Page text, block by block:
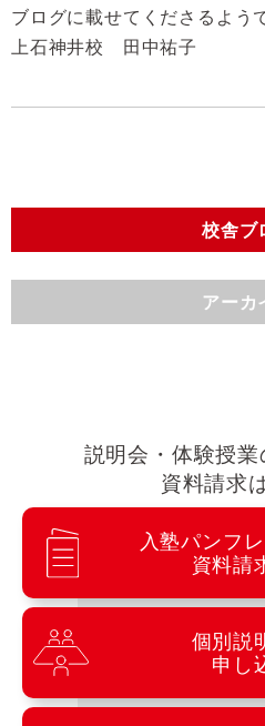
ブログに載せてくださるよう
上石神井校 田中祐子
校舎ブ
アーカ
説明会・体験授業
資料請求
入塾パンフ
資料請
個別説
申し